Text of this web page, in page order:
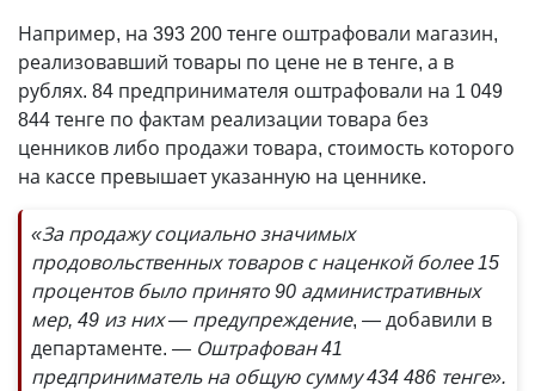
Например, на 393 200 тенге оштрафовали магазин,
реализовавший товары по цене не в тенге, а в
рублях. 84 предпринимателя оштрафовали на 1 049
844 тенге по фактам реализации товара без
ценников либо продажи товара, стоимость которого
на кассе превышает указанную на ценнике.
«За продажу социально значимых
продовольственных товаров с наценкой более 15
процентов было принято 90 административных
мер, 49 из них — предупреждение, — добавили в
департаменте. — Оштрафован 41
предприниматель на общую сумму 434 486 тенге».